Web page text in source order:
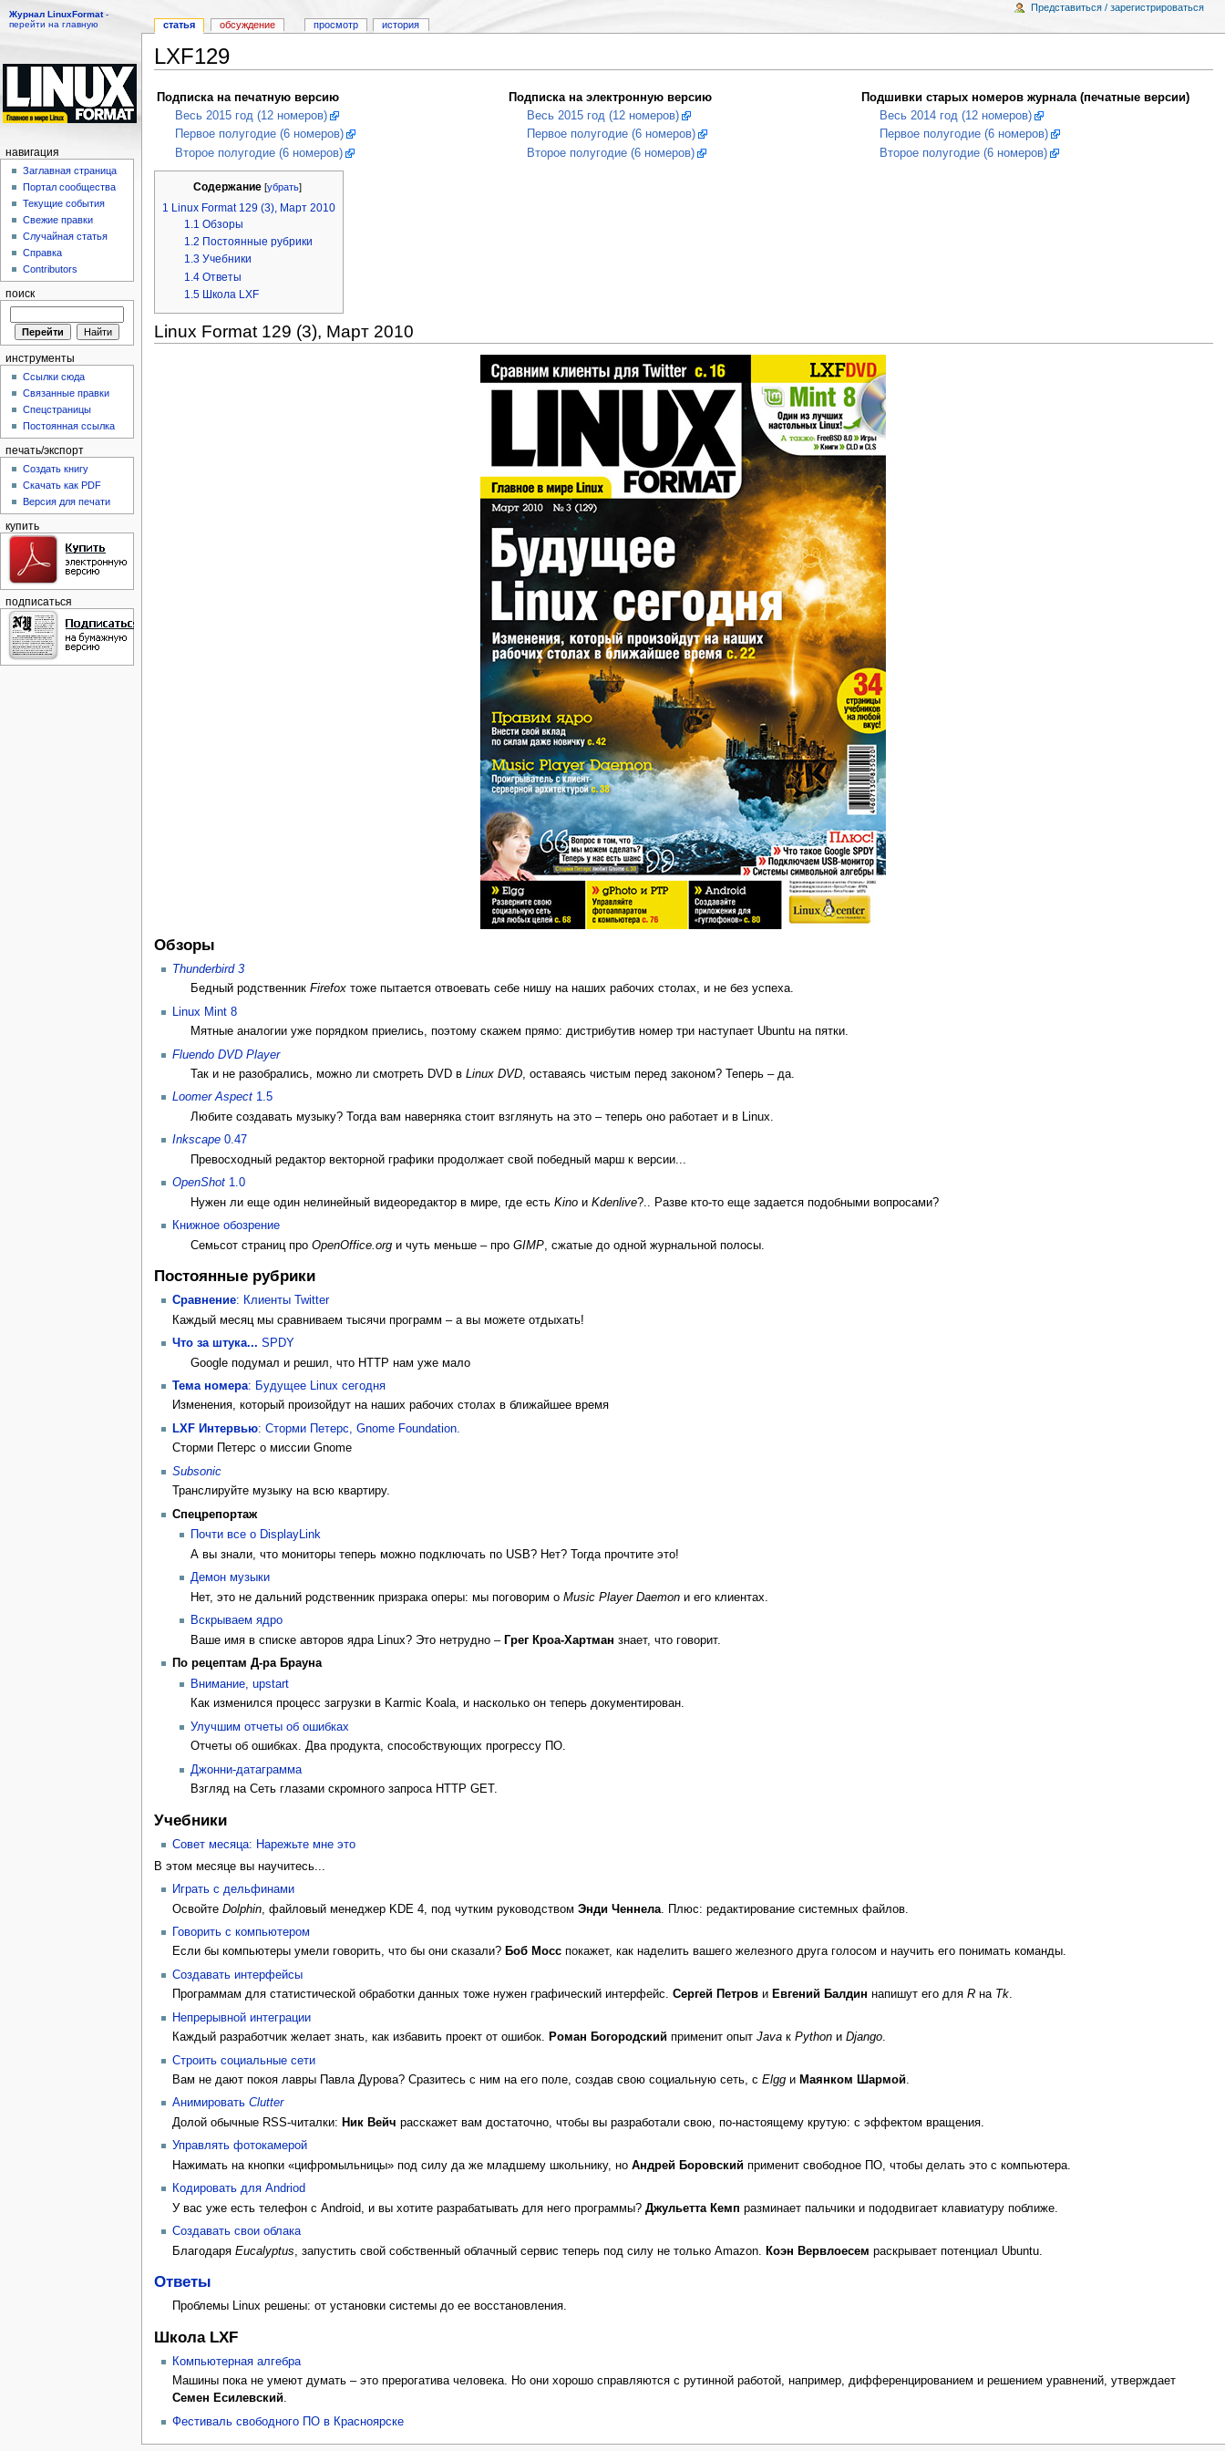
Журнал LinuxFormat-
перейти на главную
LXF129
Подписка на печатную версию
Весь 2015 год (12 номеров)
Первое полугодие (6 номеров)
Второе полугодие (6 номеров)
Подписка на электронную версию
Весь 2015 год (12 номеров)
Первое полугодие (6 номеров)
Второе полугодие (6 номеров)
Подшивки старых номеров журнала (печатные версии)
Весь 2014 год (12 номеров)
Первое полугодие (6 номеров)
Второе полугодие (6 номеров)
Содержание[убрать]
1 Linux Format 129 (3), Март 2010
1.1 Обзоры
1.2 Постоянные рубрики
1.3 Учебники
1.4 Ответы
1.5 Школа LXF
Linux Format 129 (3), Март 2010
Обзоры
Thunderbird 3
Бедный родственникFirefox тоже пытается отвоевать себе нишу на наших рабочих сто­лах, и не без успеха.
Linux Mint 8
Мятные аналогии уже порядком приелись, поэтому скажем прямо: дистрибутив номер три наступает Ubuntu на пятки.
Fluendo DVD Player
Так и не разобрались, можно ли смотреть DVD вLinux DVD, оставаясь чистым перед зако­ном? Теперь – да.
Loomer Aspect1.5
Любите создавать музыку? Тогда вам навер­няка стоит взглянуть на это – теперь оно работает и в Linux.
Inkscape0.47
Превосходный редактор векторной графики продолжает свой победный марш к версии...
OpenShot1.0
Нужен ли еще один нелинейный видеоредак­тор в мире, где естьKino иKdenlive?.. Разве кто­-то еще задается подобными вопросами?
Книжное обозрение
Семьсот страниц проOpenOffice.org и чуть меньше – проGIMP , сжатые до одной жур­нальной полосы.
Постоянные рубрики
Сравнение: Клиенты Twitter
Каждый месяц мы сравниваем тысячи программ – а вы можете отдыхать!
Что за штука... SPDY
Google подумал и решил, что HTTP нам уже мало
Тема номера: Будущее Linux сегодня
Изменения, который произойдут на наших рабочих столах в ближайшее время
LXF Интервью: Сторми Петерс, Gnome Foundation.
Сторми Петерс о миссии Gnome
Subsonic
Транслируйте музыку на всю квартиру.
Спецрепортаж
Почти все о DisplayLink
А вы знали, что мониторы теперь можно подключать по USB? Нет? Тогда прочтите это!
Демон музыки
Нет, это не дальний родственник призрака оперы: мы поговорим оMusic Player Daemon и его клиентах.
Вскрываем ядро
Ваше имя в списке авторов ядра Linux? Это нетрудно – Грег Кроа­-Хартман знает, что говорит.
По рецептам Д-ра Брауна
Внимание, upstart
Как изменился процесс загрузки в Karmic Koala, и насколько он теперь документирован.
Улучшим отчеты об ошибках
Отчеты об ошибках. Два продукта, способствующих прогрессу ПО.
Джонни-датаграмма
Взгляд на Сеть глазами скромного запроса HTTP GET.
Учебники
Совет месяца: Нарежьте мне это
В этом месяце вы научитесь...
Играть с дельфинами
Освойте Dolphin, файловый менед­жер KDE 4, под чутким руковод­ством Энди Ченнела. Плюс: редак­тирование системных файлов.
Говорить с компьютером
Если бы компьютеры умели го­ворить, что бы они сказали? Боб Мосспокажет, как наделить ваше­го железного друга голосом и нау­чить его понимать команды.
Создавать интерфейсы
Программам для статистической обработки данных тоже нужен гра­фический интерфейс. Сергей Петрови Eвгений Балдин напишут его для R на Tk.
Непрерывной интеграции
Каждый разработчик желает знать, как избавить проект от ошибок. Роман Богородскийприменит опыт Javaк Pythonи Django.
Строить социаль­ные сети
Вам не дают покоя лавры Павла Ду­рова? Сразитесь с ним на его по­ле, создав свою социальную сеть, с Elggи Маянком Шармой.
Анимировать Clutter
Долой обычные RSS­-читалки: Ник Вейч расскажет вам достаточно, чтобы вы разработали свою, по­-настоящему крутую: с эффектом вращения.
Управлять фотокамерой
Нажимать на кнопки «цифро­мыльницы» под силу да же младше­му школьнику, но Андрей Боровскийприменит свободное ПО, чтобы де­лать это с компьютера.
Кодировать для Andriod
У вас уже есть телефон с Android, и вы хотите разрабатывать для не­го программы? Джульетта Кемп разминает пальчики и пододвигает клавиатуру поближе.
Создавать свои облака
Благодаря Eucalyptus , запустить свой собственный облачный сер­вис теперь под силу не только Amazon. Коэн Вервлоесем раскры­вает потенциал Ubuntu.
Ответы
Проблемы Linux решены: от установки системы до ее восстановления.
Школа LXF
Компьютерная алгебра
Машины пока не умеют думать – это прерогатива человека. Но они хорошо справляются с рутинной работой, например, дифференцированием и решением уравнений, утверждает
Семен Eсилевский.
Фестиваль свободного ПО в Красноярске
статья обсуждение просмотр история
Представиться / зарегистрироваться
навигация
Заглавная страница
Портал сообщества
Текущие события
Свежие правки
Случайная статья
Справка
Contributors
поиск
инструменты
Ссылки сюда
Связанные правки
Спецстраницы
Постоянная ссылка
печать/экспорт
Создать книгу
Скачать как PDF
Версия для печати
купить
подписаться